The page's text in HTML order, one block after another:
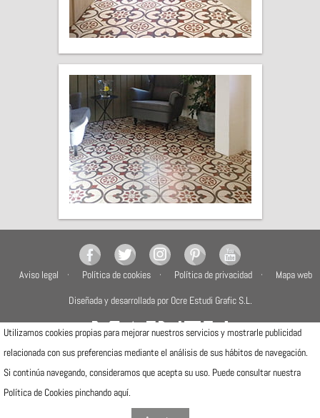
Aviso legal Política de cookies Política de privacidad
Mapa web
Diseñada y desarrollada por Ocre Estudi Grafic S.L.
Camí de la Travessa, 17
12540 Vila-real (Castellón)
Telfs: (+34) 964506300 · (+34) 964506301
Utilizamos cookies propias para mejorar nuestros servicios y mostrarle publicidad
relacionada con sus preferencias mediante el análisis de sus hábitos de navegación.
Si continúa navegando, consideramos que acepta su uso. Puede consultar nuestra
Política de Cookies pinchando aquí.